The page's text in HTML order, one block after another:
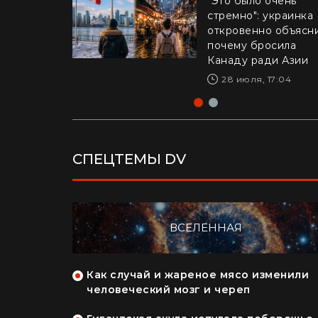
стремно": украинка
откровенно
почему бросила
Канаду ради Азии
28 июля, 17:04
Драматическое
из Калифорнии: 16-
летний рискнул
ради ребенка –
реакция Трампа
ВСЕЛЕННАЯ
Как случай и жареное мясо изменили